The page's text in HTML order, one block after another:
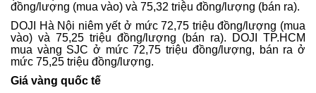
đồng/lượng (mua vào) và 75,32 triệu đồng/lượng (bán ra).
DOJI Hà Nội niêm yết ở mức 72,75 triệu đồng/lượng (mua
vào) và 75,25 triệu đồng/lượng (bán ra). DOJI TP.HCM
mua vàng SJC ở mức 72,75 triệu đồng/lượng, bán ra ở
mức 75,25 triệu đồng/lượng.
Giá vàng quốc tế